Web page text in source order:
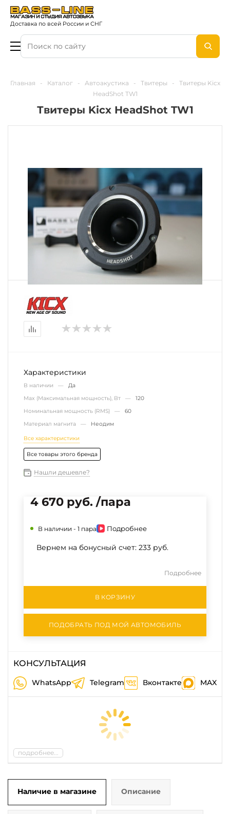
Доставка по всей России и СНГ
Главная - Каталог - Автоакустика - Твитеры -
Твитеры Kicx
HeadShot TW1
Твитеры Kicx HeadShot TW1
Характеристики
В наличии — Да
Max (Максимальная мощность), Вт — 120
Номинальная мощность (RMS) — 60
Материал магнита — Неодим
Все характеристики
Все товары этого бренда
Нашли дешевле?
4 670 руб. /пара
В наличии - 1 пара Подробнее
Вернем на бонусный счет: 233 руб.
Подробнее
В КОРЗИНУ
ПОДОБРАТЬ ПОД МОЙ АВТОМОБИЛЬ
КОНСУЛЬТАЦИЯ
WhatsApp Telegram Вконтакте MAX
подробнее...
Наличие в магазине Описание